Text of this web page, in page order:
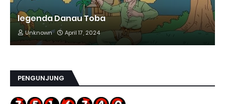
legenda Danau Toba
Unknown April 17, 2024
PENGUNJUNG